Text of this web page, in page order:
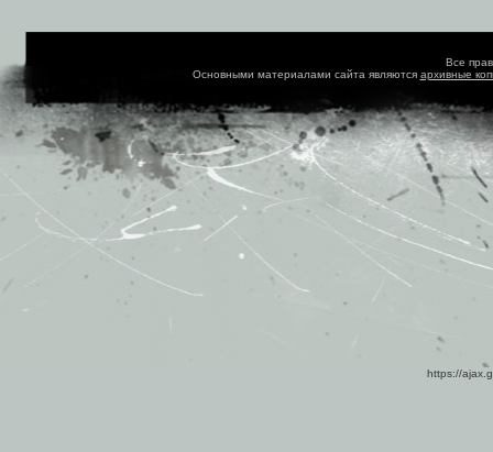
Все
Основными материалами сайта являются архивные
https://